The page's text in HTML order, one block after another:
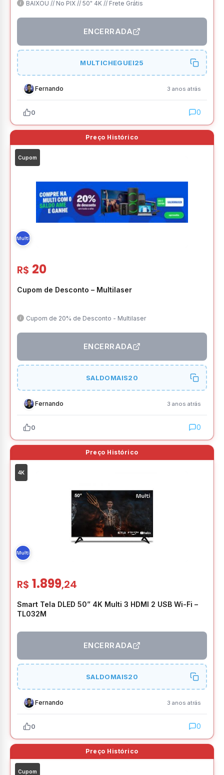
BAIXOU // No PIX // 50" 4K // Frete Grátis
ENCERRADA
MULTICHEGUEI25
Fernando 3 anos atrás
0 0
Cupom
R$ 20
Cupom de Desconto – Multilaser
Cupom de 20% de Desconto - Multilaser
ENCERRADA
SALDOMAIS20
Fernando 3 anos atrás
0 0
4K
R$ 1.899,24
Smart Tela DLED 50” 4K Multi 3 HDMI 2 USB Wi-Fi –
TL032M
ENCERRADA
SALDOMAIS20
Fernando 3 anos atrás
0 0
Cupom